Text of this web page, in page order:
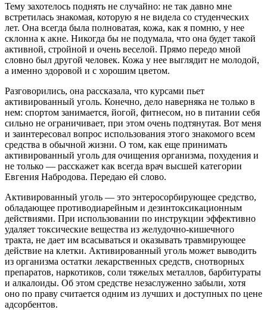
Тему захотелось поднять не случайно: не так давно мне
встретилась знакомая, которую я не видела со студенческих
лет. Она всегда была полноватая, кожа, как я помню, у нее
склонна к акне. Никогда бы не подумала, что она будет такой
активной, стройной и очень веселой. Прямо передо мной
словно был другой человек. Кожа у нее выглядит не молодой,
а именно здоровой и с хорошим цветом.
Разговорились, она рассказала, что курсами пьет
активированный уголь. Конечно, дело наверняка не только в
нем: спортом занимается, йогой, фитнесом, но в питании себя
сильно не ограничивает, при этом очень подтянутая. Вот меня
и заинтересовал вопрос использования этого знакомого всем
средства в обычной жизни. О том, как еще принимать
активированный уголь для очищения организма, похудения и
не только — расскажет как всегда врач высшей категории
Евгения Набродова. Передаю ей слово.
Активированный уголь — это энтеросорбирующее средство,
обладающее противодиарейным и дезинтоксикационным
действиями. При использовании по инструкции эффективно
удаляет токсические вещества из желудочно-кишечного
тракта, не дает им всасываться и оказывать травмирующее
действие на клетки. Активированный уголь может выводить
из организма остатки лекарственных средств, снотворных
препаратов, наркотиков, соли тяжелых металлов, барбитураты
и алкалоиды. Об этом средстве незаслуженно забыли, хотя
оно по праву считается одним из лучших и доступных по цене
адсорбентов.